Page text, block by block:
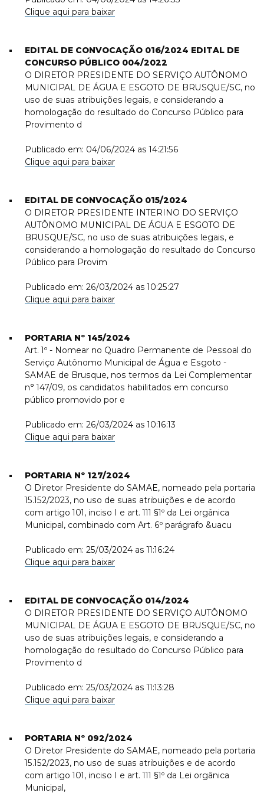
Clique aqui para baixar
EDITAL DE CONVOCAÇÃO 016/2024 EDITAL DE
CONCURSO PÚBLICO 004/2022
O DIRETOR PRESIDENTE DO SERVIÇO AUTÔNOMO
MUNICIPAL DE ÁGUA E ESGOTO DE BRUSQUE/SC, no
uso de suas atribuições legais, e considerando a
homologação do resultado do Concurso Público para
Provimento d
Publicado em: 04/06/2024 as 14:21:56
Clique aqui para baixar
EDITAL DE CONVOCAÇÃO 015/2024
O DIRETOR PRESIDENTE INTERINO DO SERVIÇO
AUTÔNOMO MUNICIPAL DE ÁGUA E ESGOTO DE
BRUSQUE/SC, no uso de suas atribuições legais, e
considerando a homologação do resultado do Concurso
Público para Provim
Publicado em: 26/03/2024 as 10:25:27
Clique aqui para baixar
PORTARIA Nº 145/2024
Art. 1º - Nomear no Quadro Permanente de Pessoal do
Serviço Autônomo Municipal de Água e Esgoto -
SAMAE de Brusque, nos termos da Lei Complementar
n° 147/09, os candidatos habilitados em concurso
público promovido por e
Publicado em: 26/03/2024 as 10:16:13
Clique aqui para baixar
PORTARIA Nº 127/2024
O Diretor Presidente do SAMAE, nomeado pela portaria
15.152/2023, no uso de suas atribuições e de acordo
com artigo 101, inciso I e art. 111 §1º da Lei orgânica
Municipal, combinado com Art. 6º parágrafo &uacu
Publicado em: 25/03/2024 as 11:16:24
Clique aqui para baixar
EDITAL DE CONVOCAÇÃO 014/2024
O DIRETOR PRESIDENTE DO SERVIÇO AUTÔNOMO
MUNICIPAL DE ÁGUA E ESGOTO DE BRUSQUE/SC, no
uso de suas atribuições legais, e considerando a
homologação do resultado do Concurso Público para
Provimento d
Publicado em: 25/03/2024 as 11:13:28
Clique aqui para baixar
PORTARIA Nº 092/2024
O Diretor Presidente do SAMAE, nomeado pela portaria
15.152/2023, no uso de suas atribuições e de acordo
com artigo 101, inciso I e art. 111 §1º da Lei orgânica
Municipal,